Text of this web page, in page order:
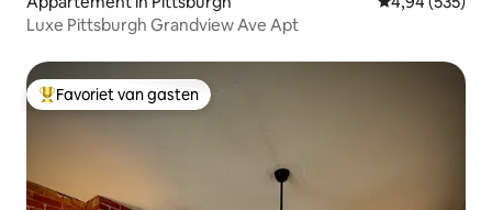
Luxe Pittsburgh Grandview Ave Apt
Topfavoriet van gasten
Favoriet van gasten